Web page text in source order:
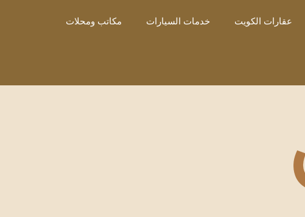
عقارات الكويت خدمات السيارات مكاتب ومحلات